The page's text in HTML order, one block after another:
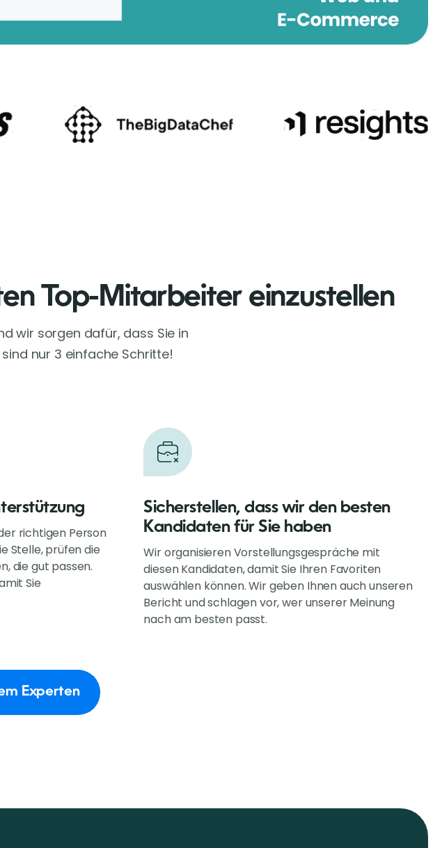
Top-Mitarbeiter einzustellen
wir sorgen dafür, dass Sie in
nur 3 einfache Schritte!
richtigen Person
Stelle, prüfen die
die gut passen.
Sie
Sicherstellen, dass wir den besten
Kandidaten für Sie haben
Wir organisieren Vorstellungsgespräche mit
diesen Kandidaten, damit Sie Ihren Favoriten
auswählen können. Wir geben Ihnen auch unseren
Bericht und schlagen vor, wer unserer Meinung
nach am besten passt.
Experten